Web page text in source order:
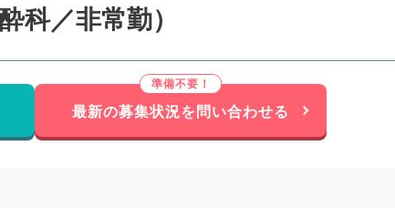
科／非常勤）
最新の募集状況を問い合わせる